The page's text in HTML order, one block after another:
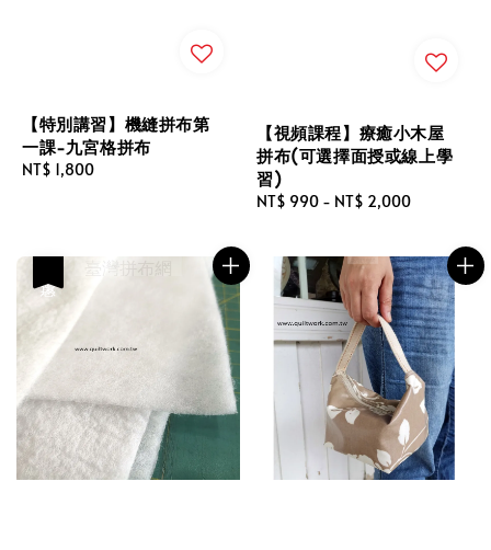
【特別講習】機縫拼布第
一課-九宮格拼布
Regular
NT$ 1,800
【視頻課程】療癒小木屋
拼布(可選擇面授或線上學
習)
Regular
NT$ 990 - NT$ 2,000